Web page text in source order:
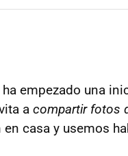
empezado una
a compartir fotos
casa y usemos